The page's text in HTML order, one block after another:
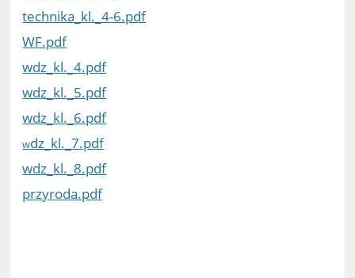
technika_kl._4-6.pdf
WF.pdf
wdz_kl._4.pdf
wdz_kl._5.pdf
wdz_kl._6.pdf
wdz_kl._7.pdf
wdz_kl._8.pdf
przyroda.pdf